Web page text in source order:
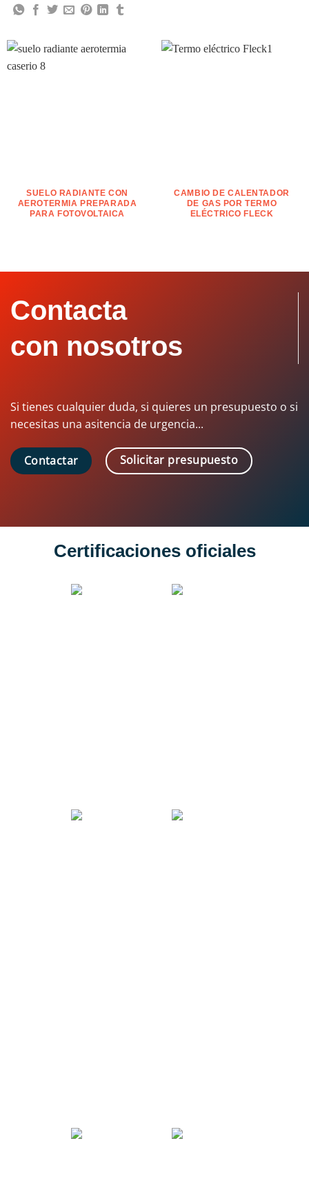
SUELO RADIANTE CON
AEROTERMIA PREPARADA
PARA FOTOVOLTAICA
CAMBIO DE CALENTADOR
DE GAS POR TERMO
ELÉCTRICO FLECK
Contacta
con nosotros
Si tienes cualquier duda, si quieres un presupuesto o si
necesitas una asitencia de urgencia...
Contactar Solicitar presupuesto
Certificaciones oficiales